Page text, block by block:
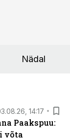
Nädal
14:17
Paakspuu:
võta